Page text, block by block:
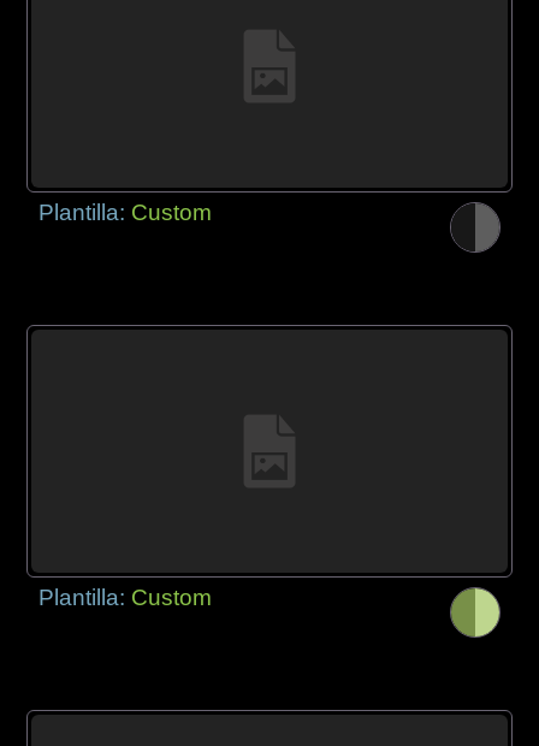
Plantilla: Custom
Plantilla: Custom